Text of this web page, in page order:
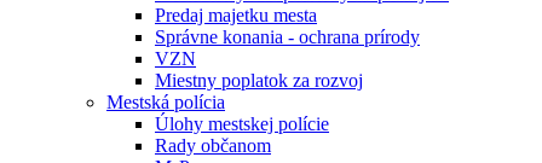
Predaj majetku mesta
Správne konania - ochrana prírody
VZN
Miestny poplatok za rozvoj
Mestská polícia
Úlohy mestskej polície
Rady občanom